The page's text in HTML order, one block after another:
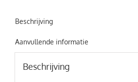
Beschrijving
Aanvullende informatie
Beschrijving